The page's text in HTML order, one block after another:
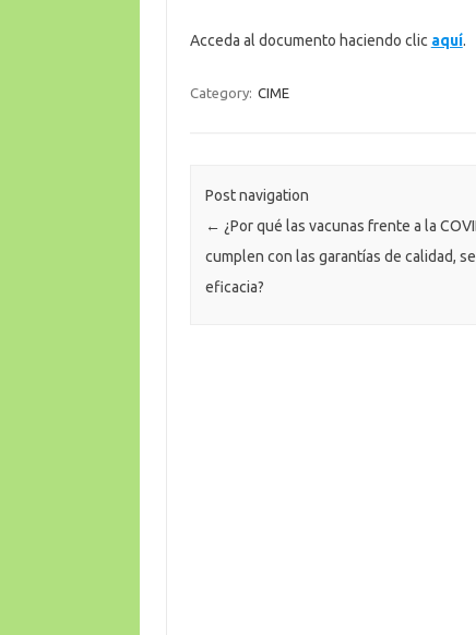
Acceda al documento haciendo clic aquí.
Category: CIME
Post navigation
← ¿Por qué las vacunas frente a la
cumplen con las garantías de calidad,
eficacia?